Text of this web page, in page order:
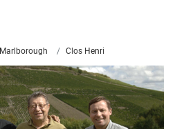
Marlborough Clos Henri